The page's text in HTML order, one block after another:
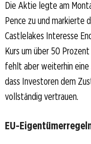
Die Aktie legte am
Pence zu und markierte
Castlelakes Interesse
Kurs um über 50
fehlt aber weiterhin eine
dass Investoren dem
vollständig vertrauen.
EU-